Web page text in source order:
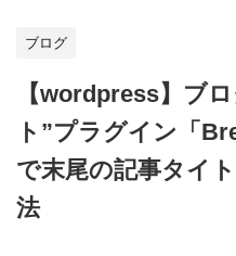
ブログ
【wordpress】ブ
ト”プラグイン「
で末尾の記事タイ
法